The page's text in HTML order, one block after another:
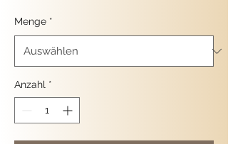
Menge *
Anzahl *